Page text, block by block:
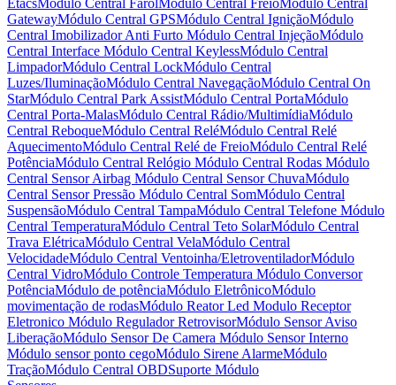
GatewayMódulo Central GPSMódulo Central IgniçãoMódulo
Central Imobilizador Anti Furto Módulo Central InjeçãoMódulo
Central Interface Módulo Central KeylessMódulo Central
LimpadorMódulo Central LockMódulo Central
Luzes/IluminaçãoMódulo Central NavegaçãoMódulo Central On
StarMódulo Central Park AssistMódulo Central PortaMódulo
Central Porta-MalasMódulo Central Rádio/MultimídiaMódulo
Central ReboqueMódulo Central ReléMódulo Central Relé
AquecimentoMódulo Central Relé de FreioMódulo Central Relé
PotênciaMódulo Central Relógio Módulo Central Rodas Módulo
Central Sensor Airbag Módulo Central Sensor ChuvaMódulo
Central Sensor Pressão Módulo Central SomMódulo Central
SuspensãoMódulo Central TampaMódulo Central Telefone Módulo
Central TemperaturaMódulo Central Teto SolarMódulo Central
Trava ElétricaMódulo Central VelaMódulo Central
VelocidadeMódulo Central Ventoinha/EletroventiladorMódulo
Central VidroMódulo Controle Temperatura Módulo Conversor
PotênciaMódulo de potênciaMódulo EletrônicoMódulo
movimentação de rodasMódulo Reator Led Modulo Receptor
Eletronico Módulo Regulador RetrovisorMódulo Sensor Aviso
LiberaçãoMódulo Sensor De Camera Módulo Sensor Interno
Módulo sensor ponto cegoMódulo Sirene AlarmeMódulo
TraçãoMódulo Central OBDSuporte Módulo